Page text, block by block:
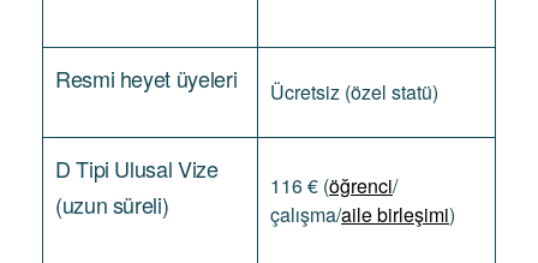
Resmi heyet üyeleri Ücretsiz (özel statü)
D Tipi Ulusal Vize
(uzun süreli)
116 € (öğrenci/
çalışma/aile birleşimi)